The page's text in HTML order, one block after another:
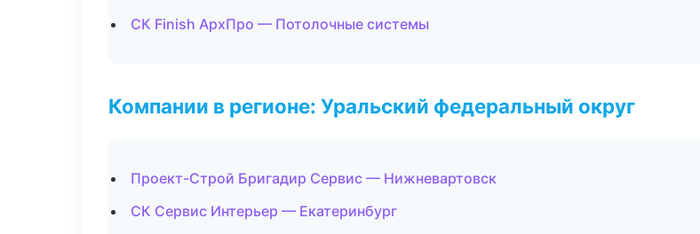
СК Finish АрхПро — Потолочные системы
Компании в регионе: Уральский федеральный округ
Проект-Строй Бригадир Сервис — Нижневартовск
СК Сервис Интерьер — Екатеринбург